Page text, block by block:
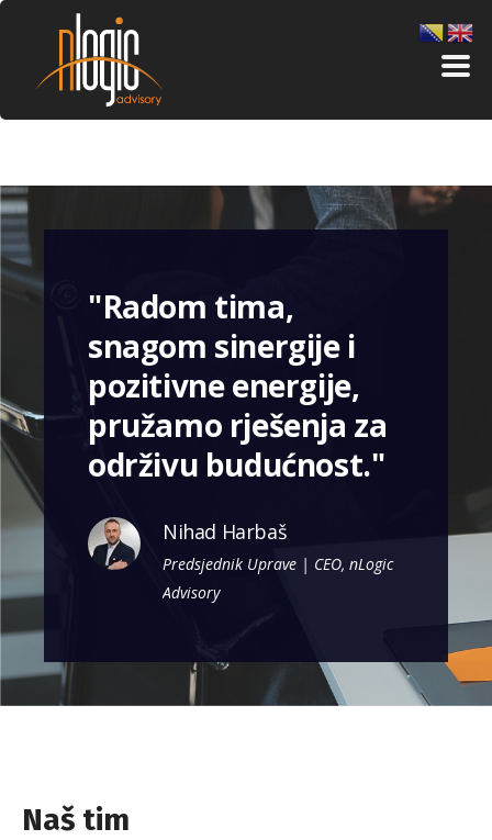
"Radom tima,
snagom sinergije i
pozitivne energije,
pružamo rješenja za
održivu budućnost."
Nihad Harbaš
Predsjednik Uprave | CEO, nLogic
Advisory
Naš tim